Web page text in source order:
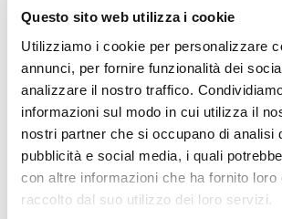
Questo sito web utilizza i cookie
Utilizziamo i cookie per personalizzare
annunci, per fornire funzionalità dei
analizzare il nostro traffico.
informazioni sul modo in cui utilizza il
nostri partner che si occupano di analisi
pubblicità e social media, i quali
con altre informazioni che ha fornito loro
raccolto dal suo utilizzo dei loro servizi.